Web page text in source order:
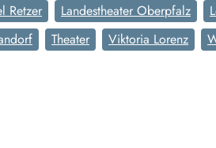
Retzer Landestheater Oberpfalz
Theater Viktoria Lorenz